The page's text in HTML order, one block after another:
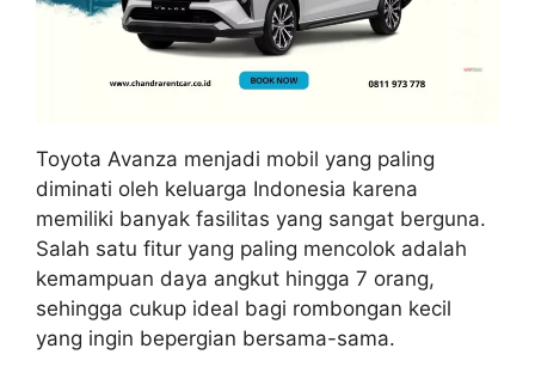
Toyota Avanza menjadi mobil yang paling
diminati oleh keluarga Indonesia karena
memiliki banyak fasilitas yang sangat berguna.
Salah satu fitur yang paling mencolok adalah
kemampuan daya angkut hingga 7 orang,
sehingga cukup ideal bagi rombongan kecil
yang ingin bepergian bersama-sama.